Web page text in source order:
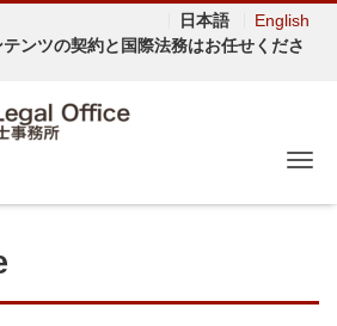
日本語
English
ンツの契約と国際法務はお任せくださ